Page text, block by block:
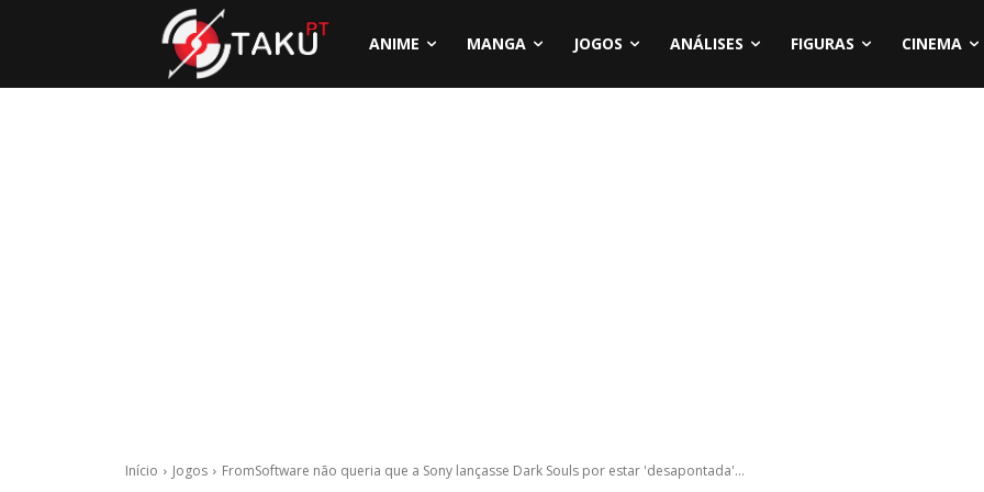
ANIME MANGA JOGOS ANÁLISES FIGURAS CINEMA
Início Jogos FromSoftware não queria que a Sony lançasse Dark Souls por estar 'desapontada'...